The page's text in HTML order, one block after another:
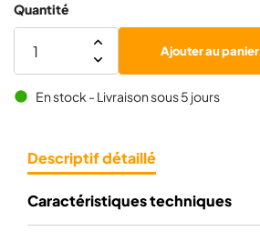
Quantité
Ajouter au panier
brightness_1 En stock - Livraison sous 5 jours
Descriptif détaillé
Caractéristiques techniques